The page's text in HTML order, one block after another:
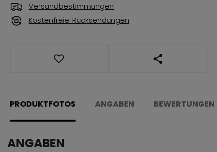
Versandbestimmungen
Kostenfreie Rücksendungen
LINKS ZUM
PRODUKTFOTOS ANGABEN BEWERTUNGEN
ANGABEN